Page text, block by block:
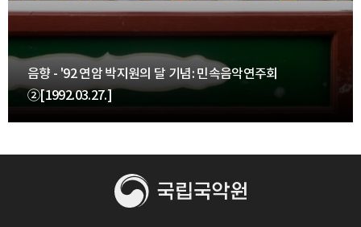
음향 - '92 연암 박지원의 달 기념: 민속음악연주회
②[1992.03.27.]